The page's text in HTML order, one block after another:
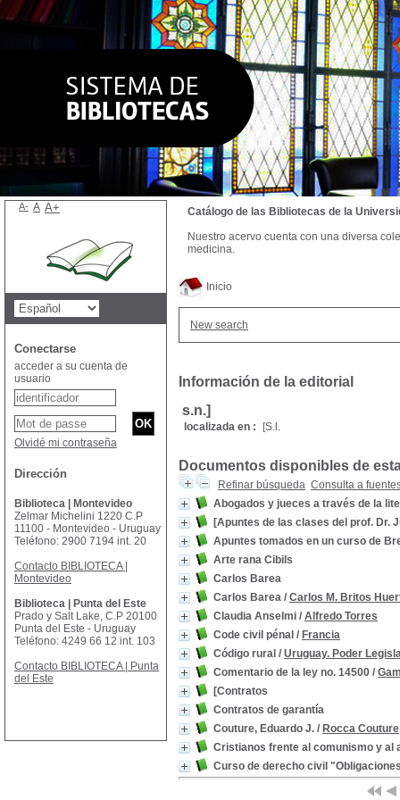
Inicio
New search
Información de la editorial
s.n.]
localizada en : [S.l.
Documentos disponibles de
Refinar búsqueda Consulta a
Abogados y jueces a través de la
[Apuntes de las clases del prof. Dr.
Apuntes tomados en un curso de
Arte rana Cibils
Carlos Barea
Carlos Barea / Carlos M. Britos
Claudia Anselmi / Alfredo Torres
Code civil pénal / Francia
Código rural / Uruguay. Poder
Comentario de la ley no. 14500 /
[Contratos
Contratos de garantía
Couture, Eduardo J. / Rocca
Cristianos frente al comunismo y al
Curso de derecho civil
Catálogo de las Bibliotecas de la
Nuestro acervo cuenta con una diversa
medicina.
A- A A+
Conectarse
acceder a su cuenta de
usuario
Olvidé mi contraseña
Dirección
Biblioteca | Montevideo
Zelmar Michelini 1220 C.P
11100 - Montevideo - Uruguay
Teléfono: 2900 7194 int. 20
Contacto BIBLIOTECA |
Montevideo
Biblioteca | Punta del Este
Prado y Salt Lake, C.P 20100
Punta del Este - Uruguay
Teléfono: 4249 66 12 int. 103
Contacto BIBLIOTECA | Punta
del Este